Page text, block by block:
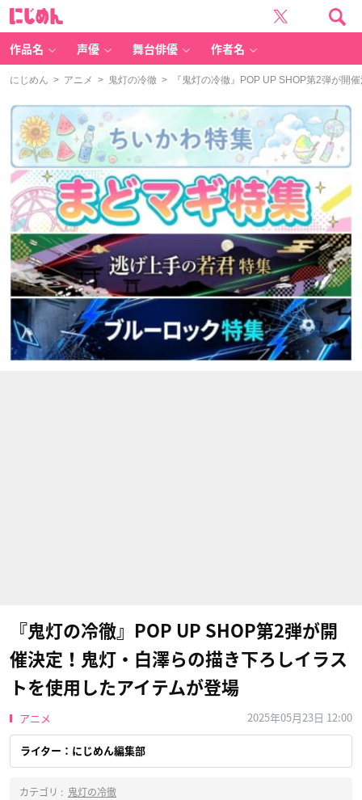
作品名 声優 舞台俳優 作者名
にじめん > アニメ > 鬼灯の冷徹 > 『鬼灯の冷徹』POP UP SHOP第2弾が開
『鬼灯の冷徹』POP UP SHOP第2弾が開
催決定！鬼灯・白澤らの描き下ろしイラス
トを使用したアイテムが登場
アニメ 2025年05月23日 12:00
ライター：にじめん編集部
カテゴリ : 鬼灯の冷徹